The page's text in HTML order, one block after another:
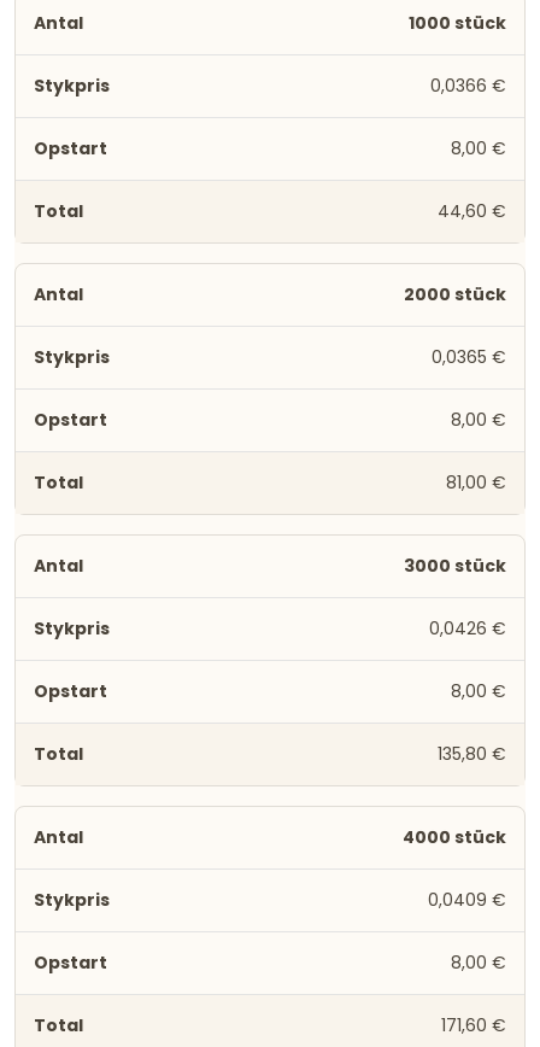
1000 stück
0,0366 €
8,00 €
44,60 €
2000 stück
0,0365 €
8,00 €
81,00 €
3000 stück
0,0426 €
8,00 €
135,80 €
4000 stück
0,0409 €
8,00 €
171,60 €